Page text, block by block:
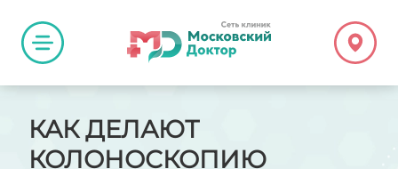
КАК ДЕЛАЮТ
КОЛОНОСКОПИЮ